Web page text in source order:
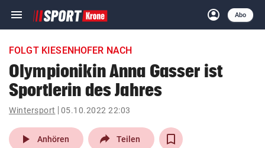
menu Navigation
ein-/ausklappen
account_circle
Anmelden
Abo
close Schließen
account_circle Anmelden
pin_drop
Wien arrow_right
FOLGT KIESENHOFER NACH
Olympionikin Anna Gasser ist
Sportlerin des Jahres
Wintersport 05.10.2022 22:03
play_arrow Anhören Teilen